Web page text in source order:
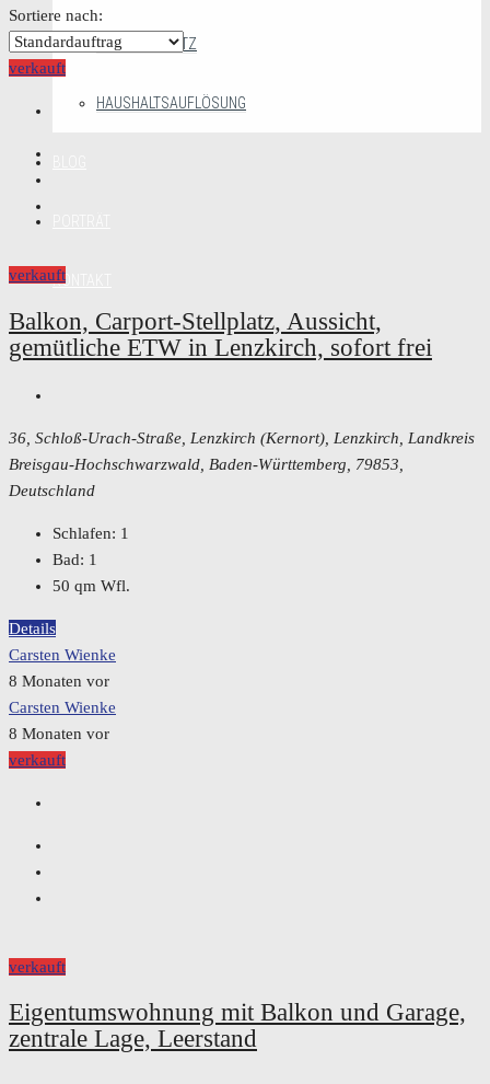
MAKLERGESETZ
HAUSHALTSAUFLÖSUNG
KONTAKT
Sortiere nach:
verkauft
verkauft
Balkon, Carport-Stellplatz, Aussicht,
gemütliche ETW in Lenzkirch, sofort frei
36, Schloß-Urach-Straße, Lenzkirch (Kernort), Lenzkirch, Landkreis
Breisgau-Hochschwarzwald, Baden-Württemberg, 79853,
Deutschland
Schlafen: 1
Bad: 1
50 qm Wfl.
Details
Carsten Wienke
8 Monaten vor
Carsten Wienke
8 Monaten vor
verkauft
verkauft
Eigentumswohnung mit Balkon und Garage,
zentrale Lage, Leerstand